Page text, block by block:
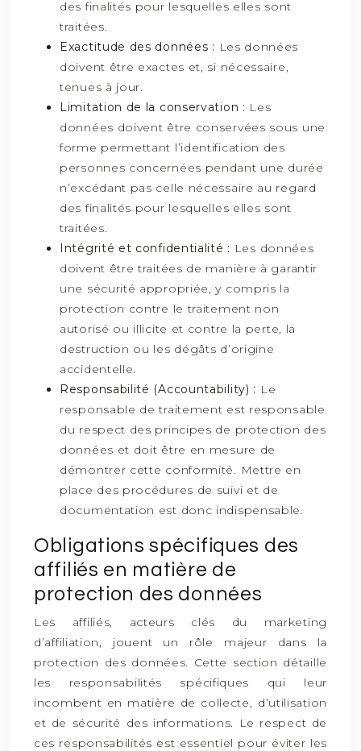
des finalités pour lesquelles elles sont
traitées.
Exactitude des données : Les données
doivent être exactes et, si nécessaire,
tenues à jour.
Limitation de la conservation : Les
données doivent être conservées sous une
forme permettant l’identification des
personnes concernées pendant une durée
n’excédant pas celle nécessaire au regard
des finalités pour lesquelles elles sont
traitées.
Intégrité et confidentialité : Les données
doivent être traitées de manière à garantir
une sécurité appropriée, y compris la
protection contre le traitement non
autorisé ou illicite et contre la perte, la
destruction ou les dégâts d’origine
accidentelle.
Responsabilité (Accountability) : Le
responsable de traitement est responsable
du respect des principes de protection des
données et doit être en mesure de
démontrer cette conformité. Mettre en
place des procédures de suivi et de
documentation est donc indispensable.
Obligations spécifiques des
affiliés en matière de
protection des données
Les affiliés, acteurs clés du marketing
d’affiliation, jouent un rôle majeur dans la
protection des données. Cette section détaille
les responsabilités spécifiques qui leur
incombent en matière de collecte, d’utilisation
et de sécurité des informations. Le respect de
ces responsabilités est essentiel pour éviter les